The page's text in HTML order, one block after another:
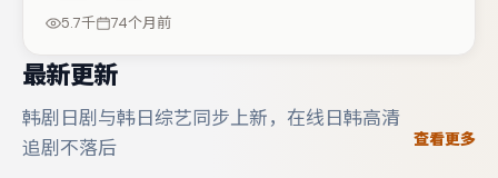
层层揭开。整体完成度较高，适合周末一口气追完。
5.7千 74个月前
最新更新
韩剧日剧与韩日综艺同步上新，在线日韩高清
追剧不落后
查看更多